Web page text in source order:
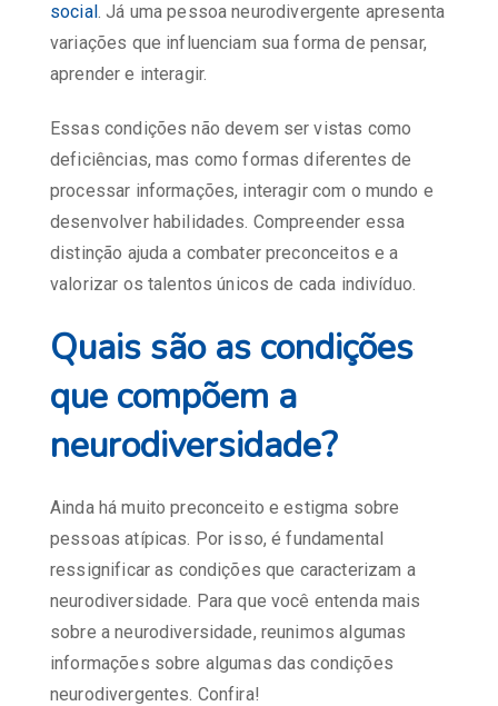
social . Já uma pessoa neurodivergente apresenta
variações que influenciam sua forma de pensar,
aprender e interagir.
Essas condições não devem ser vistas como
deficiências, mas como formas diferentes de
processar informações, interagir com o mundo e
desenvolver habilidades. Compreender essa
distinção ajuda a combater preconceitos e a
valorizar os talentos únicos de cada indivíduo.
Quais são as condições
que compõem a
neurodiversidade?
Ainda há muito preconceito e estigma sobre
pessoas atípicas. Por isso, é fundamental
ressignificar as condições que caracterizam a
neurodiversidade. Para que você entenda mais
sobre a neurodiversidade, reunimos algumas
informações sobre algumas das condições
neurodivergentes. Confira!